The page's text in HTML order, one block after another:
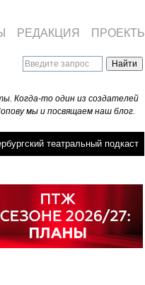
Когда-то один из создателей
мы и посвящаем наш блог.
театральный подкаст
РЕДАКЦИЯ ПРОЕКТЫ